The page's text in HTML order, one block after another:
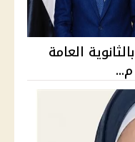
في 3 مواد بالثانوية العامة